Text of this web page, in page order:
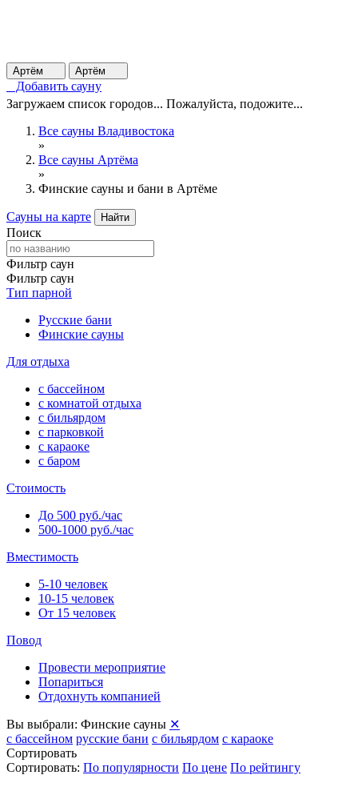
Артём Артём
Добавить сауну
Загружаем список городов... Пожалуйста, подожите...
Все сауны Владивостока
»
Все сауны Артёма
»
Финские сауны и бани в Артёме
Сауны на карте Найти
Поиск
Фильтр саун
Фильтр саун
Тип парной
Русские бани
Финские сауны
Для отдыха
с бассейном
с комнатой отдыха
с бильярдом
с парковкой
с караоке
с баром
Стоимость
До 500 руб./час
500-1000 руб./час
Вместимость
5-10 человек
10-15 человек
От 15 человек
Повод
Провести мероприятие
Попариться
Отдохнуть компанией
Вы выбрали: Финские сауны ✕
с бассейном русские бани с бильярдом с караоке
Сортировать
Сортировать: По популярности По цене По рейтингу